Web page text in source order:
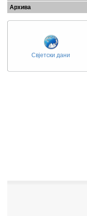
Архива
Свјетски дани